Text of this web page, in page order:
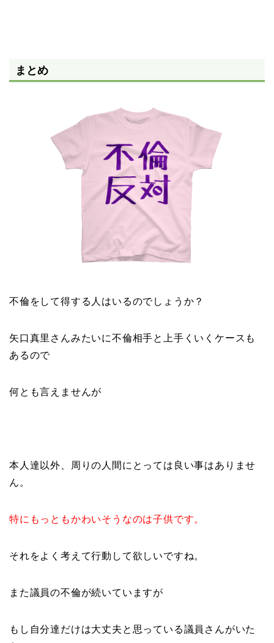
まとめ
不倫をして得する人はいるのでしょうか？
矢口真里さんみたいに不倫相手と上手くいくケースも
あるので
何とも言えませんが
本人達以外、周りの人間にとっては良い事はありませ
ん。
特にもっともかわいそうなのは子供です。
それをよく考えて行動して欲しいですね。
また議員の不倫が続いていますが
もし自分達だけは大丈夫と思っている議員さんがいた